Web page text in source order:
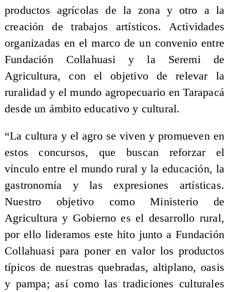
productos agrícolas de la zona y otro a la
creación de trabajos artísticos. Actividades
organizadas en el marco de un convenio entre
Fundación Collahuasi y la Seremi de
Agricultura, con el objetivo de relevar la
ruralidad y el mundo agropecuario en Tarapacá
desde un ámbito educativo y cultural.
“La cultura y el agro se viven y promueven en
estos concursos, que buscan reforzar el
vínculo entre el mundo rural y la educación, la
gastronomía y las expresiones artísticas.
Nuestro objetivo como Ministerio de
Agricultura y Gobierno es el desarrollo rural,
por ello lideramos este hito junto a Fundación
Collahuasi para poner en valor los productos
típicos de nuestras quebradas, altiplano, oasis
y pampa; así como las tradiciones culturales